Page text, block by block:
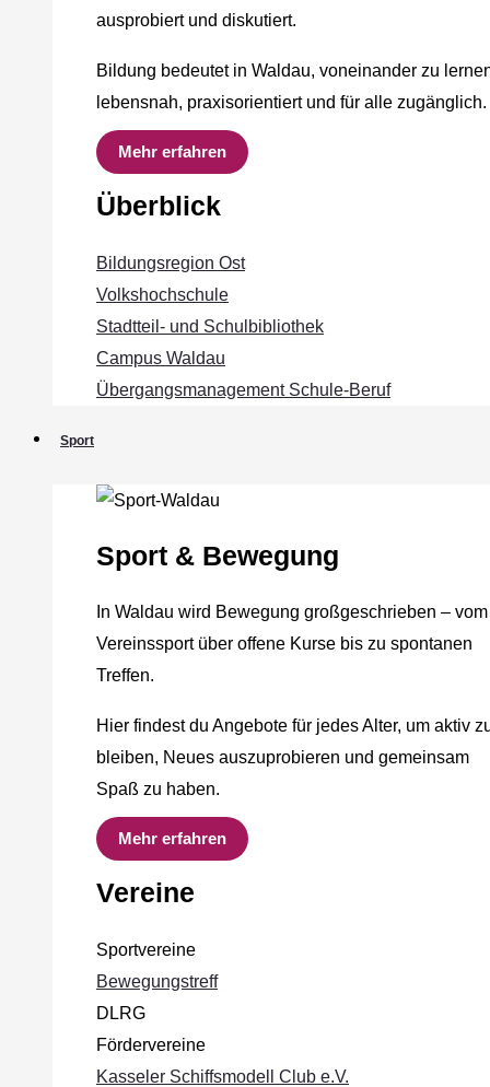
ausprobiert und diskutiert.
Bildung bedeutet in Waldau, voneinander zu
lebensnah, praxisorientiert und für alle zugänglich.
Mehr erfahren
Überblick
Bildungsregion Ost
Volkshochschule
Stadtteil- und Schulbibliothek
Campus Waldau
Übergangsmanagement Schule‐Beruf
Sport
Sport & Bewegung
In Waldau wird Bewegung großgeschrieben – vom
Vereinssport über offene Kurse bis zu spontanen
Treffen.
Hier findest du Angebote für jedes Alter, um aktiv
bleiben, Neues auszuprobieren und gemeinsam
Spaß zu haben.
Mehr erfahren
Vereine
Sportvereine
Bewegungstreff
DLRG
Fördervereine
Kasseler Schiffsmodell Club e.V.